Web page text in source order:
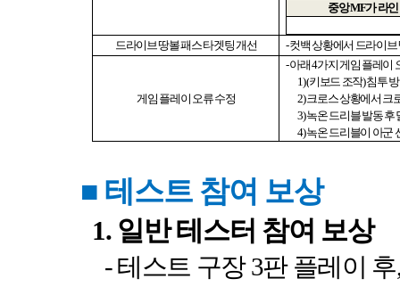
중앙MF가 라
드라이브 땅볼 패스 타겟팅 개선 -컷백 상황에서 드라이브
게임 플레이 오류 수정
-아래4가지 게임 플레이
1) (키보드 조작)침투
2)크로스 상황에서 크
3)녹온 드리블 발동 후
4)녹온 드리블이 아군
■ 테스트 참여 보상
1. 일반 테스터 참여 보상
-테스트 구장3판 플레이 후